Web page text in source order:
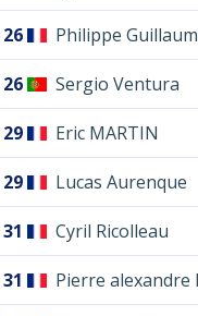
26 Philippe
26 Sergio Ventura
29 Eric MARTIN
29 Lucas Aurenque
31 Cyril Ricolleau
31 Pierre alexandre